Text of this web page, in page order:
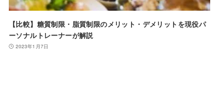
【比較】糖質制限・脂質制限のメリット・デメリットを現役パ
ーソナルトレーナーが解説
2023年1月7日